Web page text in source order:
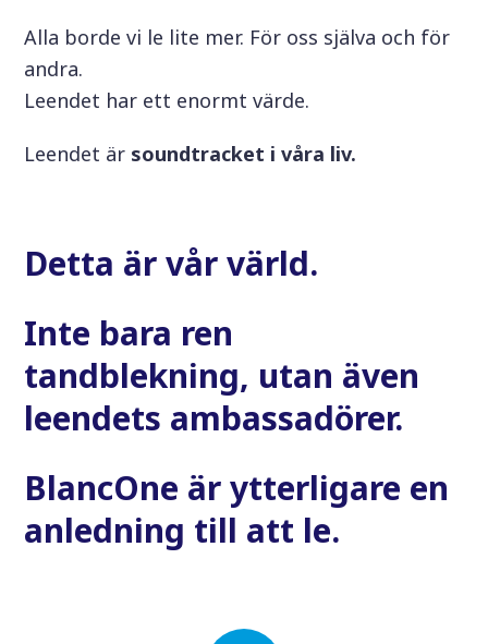
Alla borde vi le lite mer. För oss själva och för
andra.
Leendet har ett enormt värde.
Leendet är soundtracket i våra liv.
Detta är vår värld.
Inte bara ren
tandblekning, utan även
leendets ambassadörer.
BlancOne är ytterligare en
anledning till att le.